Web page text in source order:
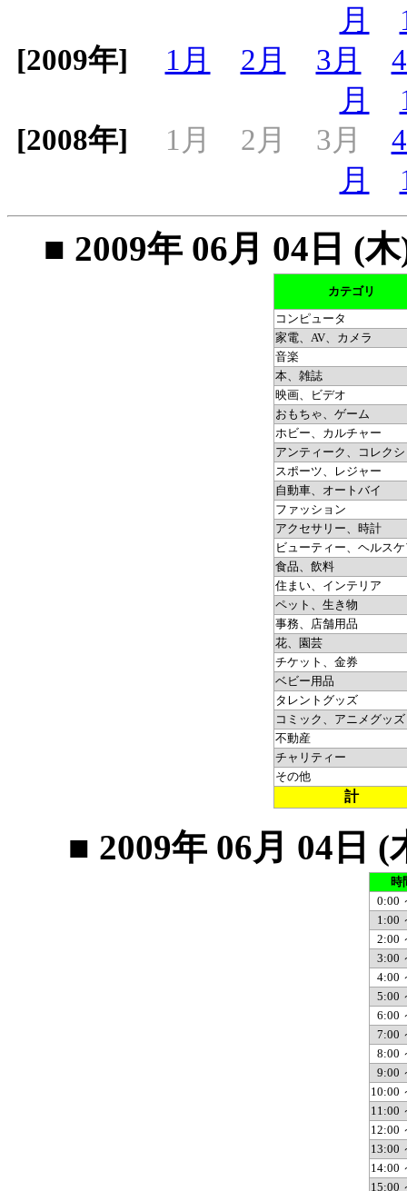
月
[2009年]
1月 2月 3月
月
[2008年]
1月 2月 3月
月
■ 2009年 06月 04日 (
カテゴリ
コンピュータ
家電、AV、カメラ
音楽
本、雑誌
映画、ビデオ
おもちゃ、ゲーム
ホビー、カルチャー
アンティーク、コレク
スポーツ、レジャー
自動車、オートバイ
ファッション
アクセサリー、時計
ビューティー、ヘルス
食品、飲料
住まい、インテリア
ペット、生き物
事務、店舗用品
花、園芸
チケット、金券
ベビー用品
タレントグッズ
コミック、アニメグッズ
不動産
チャリティー
その他
計
■ 2009年 06月 04日
時
0:00
1:00
2:00
3:00
4:00
5:00
6:00
7:00
8:00
9:00
10:00
11:00
12:00
13:00
14:00
15:00